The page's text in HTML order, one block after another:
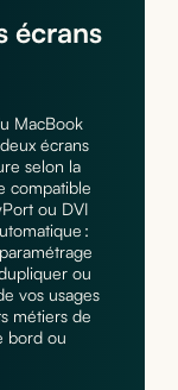
écrans
MacBook
écrans
selon la
compatible
ou DVI
:
ou
vos usages
métiers de
bord ou